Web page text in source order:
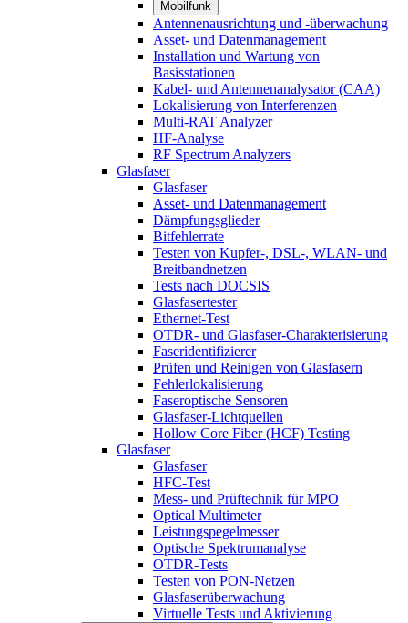
Mobilfunk
Antennenausrichtung und -überwachung
Asset- und Datenmanagement
Installation und Wartung von
Basisstationen
Kabel- und Antennenanalysator (CAA)
Lokalisierung von Interferenzen
Multi-RAT Analyzer
HF-Analyse
RF Spectrum Analyzers
Glasfaser
Glasfaser
Asset- und Datenmanagement
Dämpfungsglieder
Bitfehlerrate
Testen von Kupfer-, DSL-, WLAN- und
Breitbandnetzen
Tests nach DOCSIS
Glasfasertester
Ethernet-Test
OTDR- und Glasfaser-Charakterisierung
Faseridentifizierer
Prüfen und Reinigen von Glasfasern
Fehlerlokalisierung
Faseroptische Sensoren
Glasfaser-Lichtquellen
Hollow Core Fiber (HCF) Testing
Glasfaser
Glasfaser
HFC-Test
Mess- und Prüftechnik für MPO
Optical Multimeter
Leistungspegelmesser
Optische Spektrumanalyse
OTDR-Tests
Testen von PON-Netzen
Glasfaserüberwachung
Virtuelle Tests und Aktivierung